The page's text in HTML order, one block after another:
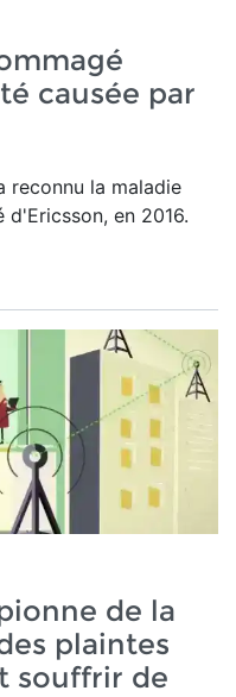
causée par
reconnu la maladie
en 2016.
de la
plaintes
souffrir de